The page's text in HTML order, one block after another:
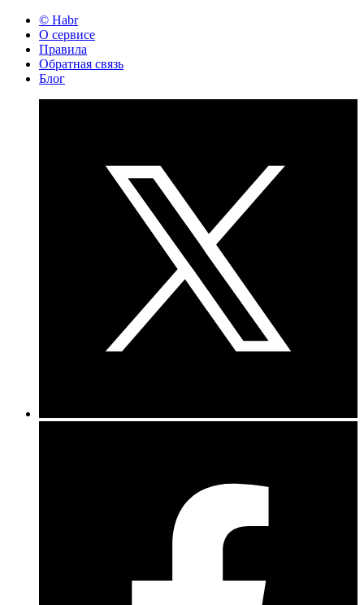
© Habr
О сервисе
Правила
Обратная связь
Блог